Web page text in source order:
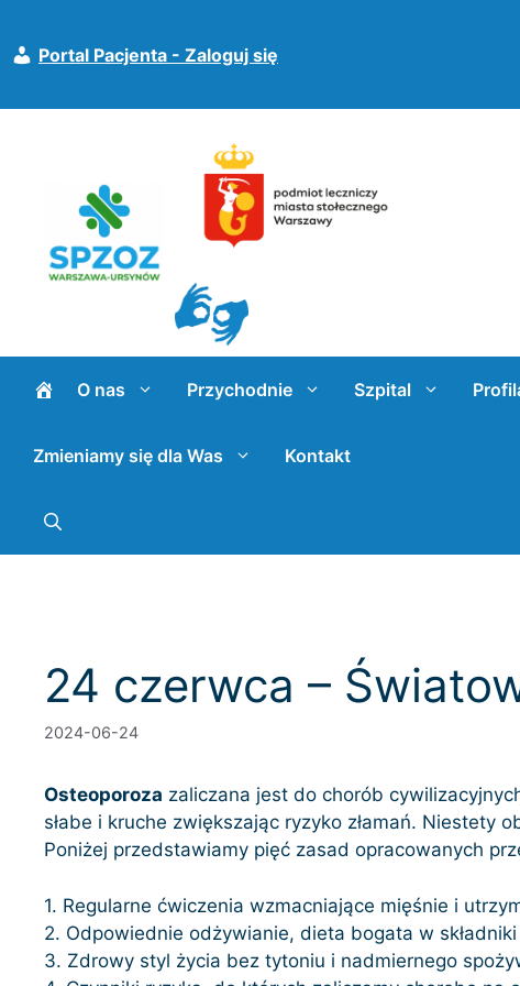
treści
Portal Pacjenta - Zaloguj się
O nas Przychodnie Szpital
Zmieniamy się dla Was Kontakt
24 czerwca –
2024-06-24
Osteoporoza zaliczana jest do chorób
słabe i kruche zwiększając ryzyko złamań. Niestety
Poniżej przedstawiamy pięć zasad opracowanych
1. Regularne ćwiczenia wzmacniające mięśnie i
2. Odpowiednie odżywianie, dieta bogata w
3. Zdrowy styl życia bez tytoniu i nadmiernego